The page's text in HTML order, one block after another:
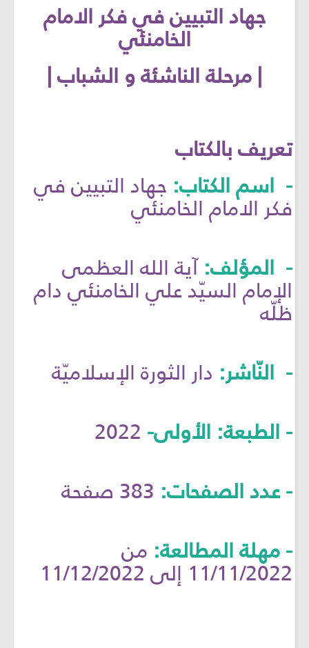
جهاد التبيين في فكر الامام
الخامنئي
| مرحلة الناشئة و الشباب |
تعريف بالكتاب
- اسم الكتاب: جهاد التبيين في
فكر الامام الخامنئي
- المؤلف: آية الله العظمى
الإمام السيّد علي الخامنئي دام
ظلّه
- النّاشر: دار الثورة الإسلاميّة
- الطبعة: الأولى- 2022
- عدد الصفحات: 383 صفحة
- مهلة المطالعة: من
11/11/2022 إلى 11/12/2022